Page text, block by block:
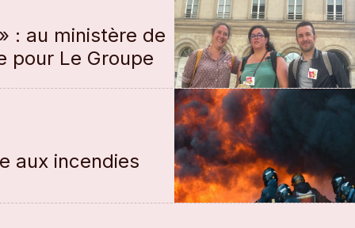
: au ministère de
pour Le Groupe
aux incendies